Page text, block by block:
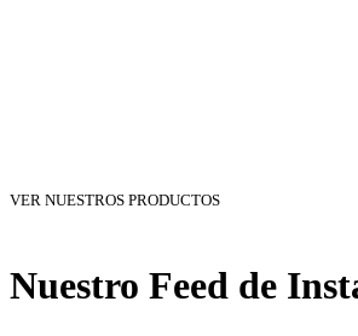
VER NUESTROS PRODUCTOS
Nuestro Feed de